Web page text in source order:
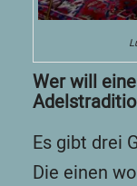
Wer will
Es gibt drei
Die einen